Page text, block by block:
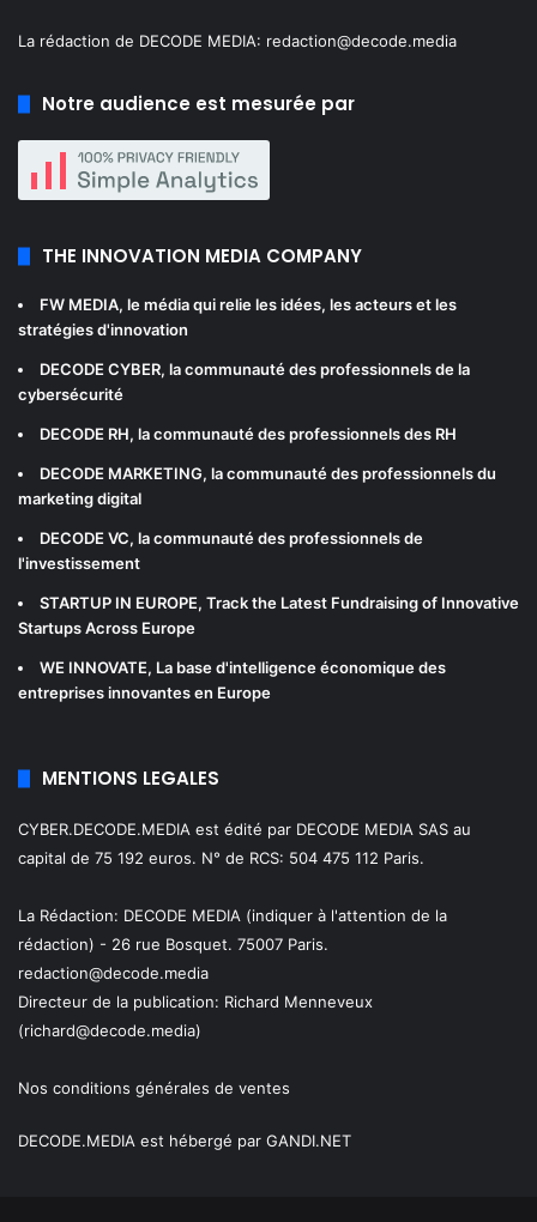
La rédaction de DECODE MEDIA: redaction@decode.media
Notre audience est mesurée par
THE INNOVATION MEDIA COMPANY
FW MEDIA, le média qui relie les idées, les acteurs et les
stratégies d'innovation
DECODE CYBER, la communauté des professionnels de la
cybersécurité
DECODE RH, la communauté des professionnels des RH
DECODE MARKETING, la communauté des professionnels du
marketing digital
DECODE VC, la communauté des professionnels de
l'investissement
STARTUP IN EUROPE, Track the Latest Fundraising of Innovative
Startups Across Europe
WE INNOVATE, La base d'intelligence économique des
entreprises innovantes en Europe
MENTIONS LEGALES
CYBER.DECODE.MEDIA est édité par DECODE MEDIA SAS au
capital de 75 192 euros. N° de RCS: 504 475 112 Paris.
La Rédaction: DECODE MEDIA (indiquer à l'attention de la
rédaction) - 26 rue Bosquet. 75007 Paris.
redaction@decode.media
Directeur de la publication: Richard Menneveux
(richard@decode.media)
Nos conditions générales de ventes
DECODE.MEDIA est hébergé par GANDI.NET